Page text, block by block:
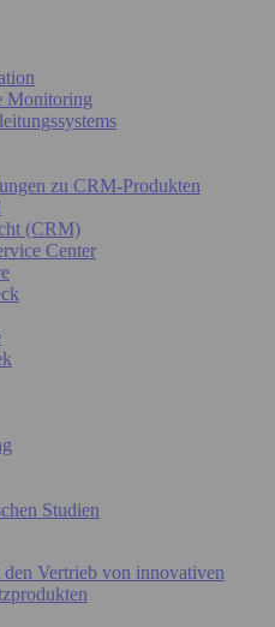
Monitoring
zu CRM-Produkten
(CRM)
Center
Studien
Vertrieb von innovativen